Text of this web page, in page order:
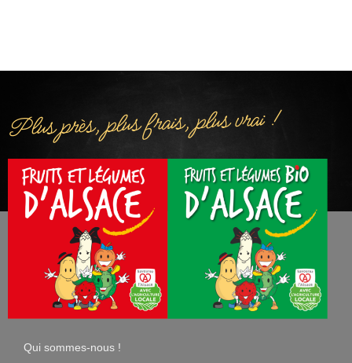
Plus près, plus frais, plus vrai !
Qui sommes-nous !